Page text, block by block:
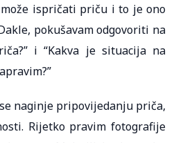
ispričati priču i to je ono
pokušavam odgovoriti na
i “Kakva je situacija na
naginje pripovijedanju priča,
Rijetko pravim fotografije